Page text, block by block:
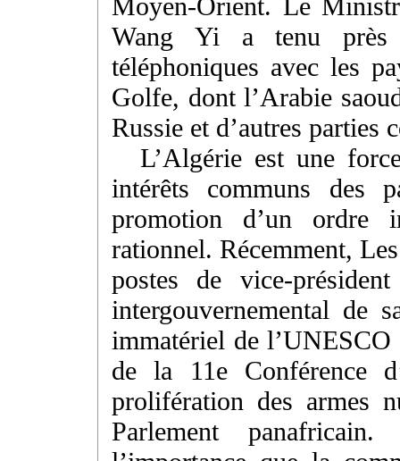
Wang Yi a tenu près
téléphoniques avec les
Golfe, dont l’Arabie
Russie et d’autres parties
L’Algérie est une
intérêts communs des
promotion d’un ordre
rationnel. Récemment,
postes de vice-
intergouvernemental de
immatériel de
de la 11e Conférence
prolifération des armes
Parlement